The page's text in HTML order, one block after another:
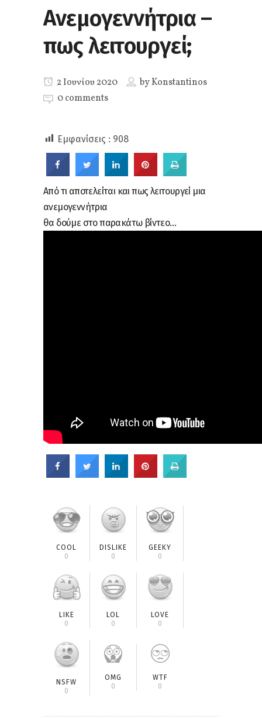
Ανεμογεννήτρια –
πως λειτουργεί;
2 Ιουνίου 2020 byKonstantinos
0 comments
Εμφανίσεις : 908
Από τι αποτελείται και πως λειτουργεί μια
ανεμογεννήτρια
θα δούμε στο παρακάτω βίντεο…
COOL
0
DISLIKE
0
GEEKY
0
LIKE
0
LOL
0
LOVE
0
NSFW
0
OMG
0
WTF
0